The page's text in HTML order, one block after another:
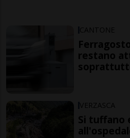
CANTONE
restano
VERZASCA
Si tuffano